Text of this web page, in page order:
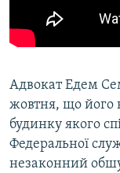
Адвокат Едем
жовтня, що його
будинку якого
Федеральної
незаконний